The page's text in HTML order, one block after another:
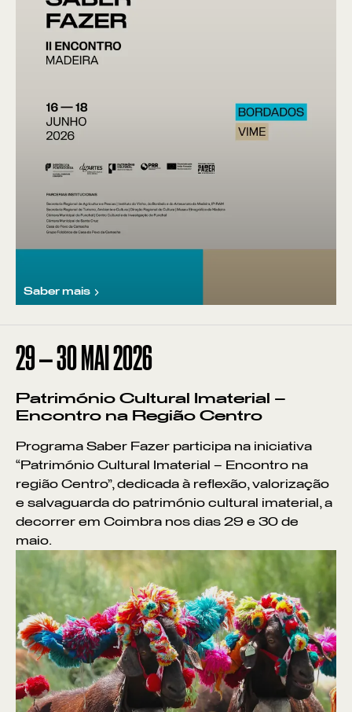
Saber mais
29—30MAI2026
Património Cultural Imaterial –
Encontro na Região Centro
Programa Saber Fazer participa na iniciativa
“Património Cultural Imaterial – Encontro na
região Centro”, dedicada à reflexão, valorização
e salvaguarda do património cultural imaterial, a
decorrer em Coimbra nos dias 29 e 30 de
maio.